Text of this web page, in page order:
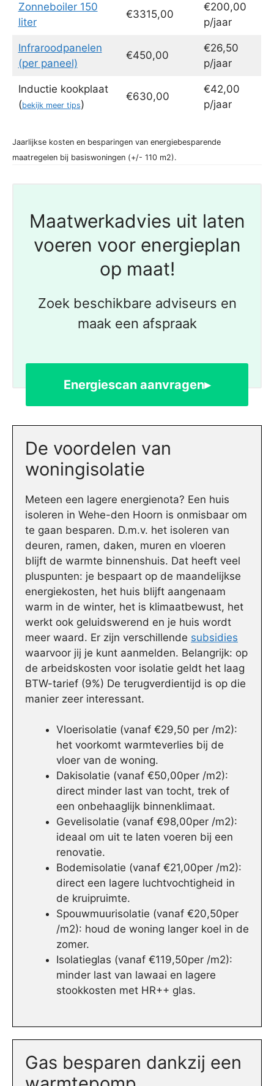
Zonneboiler 150
liter
€3315,00
€200,00
p/jaar
Infraroodpanelen
(per paneel)
€450,00
€26,50
p/jaar
Inductie kookplaat
(bekijk meer tips)
€630,00
€42,00
p/jaar
Jaarlijkse kosten en besparingen van energiebesparende
maatregelen bij basiswoningen (+/- 110 m2).
Maatwerkadvies uit laten
voeren voor energieplan
op maat!
Zoek beschikbare adviseurs en
maak een afspraak
Energiescan aanvragen▸
De voordelen van
woningisolatie
Meteen een lagere energienota? Een huis
isoleren in Wehe-den Hoorn is onmisbaar om
te gaan besparen. D.m.v. het isoleren van
deuren, ramen, daken, muren en vloeren
blijft de warmte binnenshuis. Dat heeft veel
pluspunten: je bespaart op de maandelijkse
energiekosten, het huis blijft aangenaam
warm in de winter, het is klimaatbewust, het
werkt ook geluidswerend en je huis wordt
meer waard. Er zijn verschillende subsidies
waarvoor jij je kunt aanmelden. Belangrijk: op
de arbeidskosten voor isolatie geldt het laag
BTW-tarief (9%) De terugverdientijd is op die
manier zeer interessant.
Vloerisolatie (vanaf €29,50 per /m2):
het voorkomt warmteverlies bij de
vloer van de woning.
Dakisolatie (vanaf €50,00per /m2):
direct minder last van tocht, trek of
een onbehaaglijk binnenklimaat.
Gevelisolatie (vanaf €98,00per /m2):
ideaal om uit te laten voeren bij een
renovatie.
Bodemisolatie (vanaf €21,00per /m2):
direct een lagere luchtvochtigheid in
de kruipruimte.
Spouwmuurisolatie (vanaf €20,50per
/m2): houd de woning langer koel in de
zomer.
Isolatieglas (vanaf €119,50per /m2):
minder last van lawaai en lagere
stookkosten met HR++ glas.
Gas besparen dankzij een